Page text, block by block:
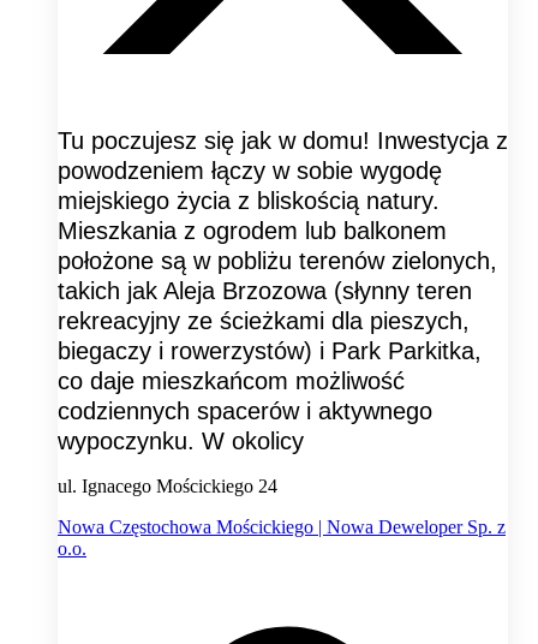
Tu poczujesz się jak w domu! Inwestycja z
powodzeniem łączy w sobie wygodę
miejskiego życia z bliskością natury.
Mieszkania z ogrodem lub balkonem
położone są w pobliżu terenów zielonych,
takich jak Aleja Brzozowa (słynny teren
rekreacyjny ze ścieżkami dla pieszych,
biegaczy i rowerzystów) i Park Parkitka,
co daje mieszkańcom możliwość
codziennych spacerów i aktywnego
wypoczynku. W okolicy
ul. Ignacego Mościckiego 24
Nowa Częstochowa Mościckiego | Nowa Deweloper Sp. z
o.o.